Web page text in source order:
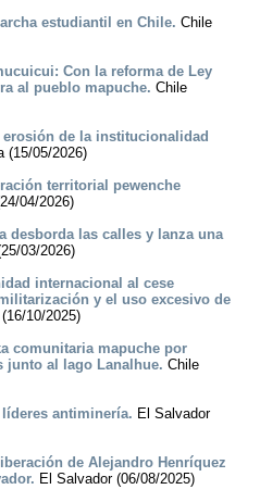
estudiantil en Chile. Chile
Con la reforma de Ley
al pueblo mapuche. Chile
de la institucionalidad
(15/05/2026)
territorial pewenche
04/2026)
desborda las calles y lanza una
03/2026)
internacional al cese
y el uso excesivo de
10/2025)
comunitaria mapuche por
junto al lago Lanalhue. Chile
antiminería. El Salvador
de Alejandro Henríquez
El Salvador (06/08/2025)